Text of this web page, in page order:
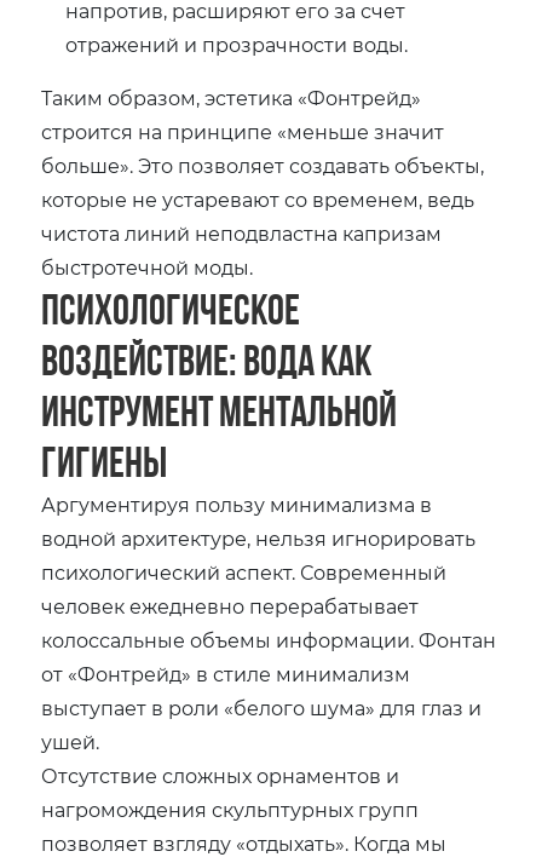
напротив, расширяют его за счет
отражений и прозрачности воды.
Таким образом, эстетика «Фонтрейд»
строится на принципе «меньше значит
больше». Это позволяет создавать объекты,
которые не устаревают со временем, ведь
чистота линий неподвластна капризам
быстротечной моды.
Психологическое
воздействие: Вода как
инструмент ментальной
гигиены
Аргументируя пользу минимализма в
водной архитектуре, нельзя игнорировать
психологический аспект. Современный
человек ежедневно перерабатывает
колоссальные объемы информации. Фонтан
от «Фонтрейд» в стиле минимализм
выступает в роли «белого шума» для глаз и
ушей.
Отсутствие сложных орнаментов и
нагромождения скульптурных групп
позволяет взгляду «отдыхать». Когда мы